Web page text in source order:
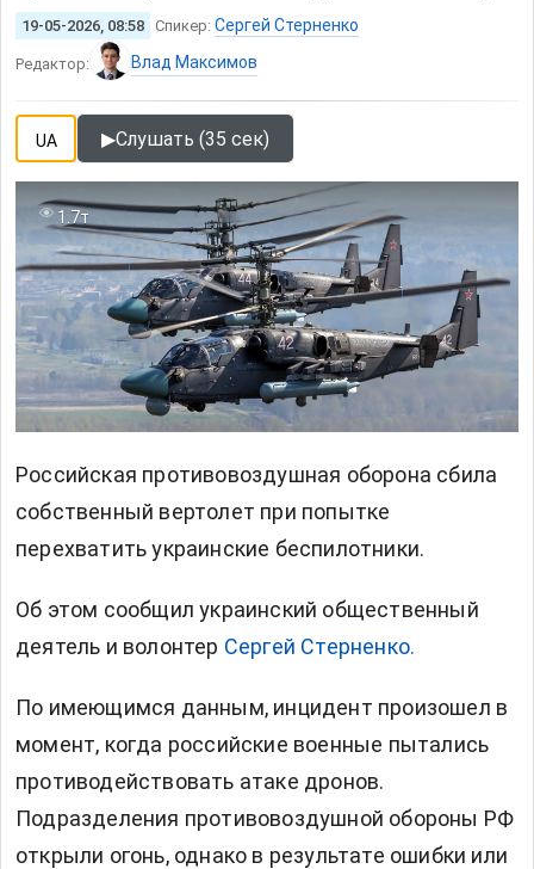
19-05-2026, 08:58 Спикер: Сергей Стерненко
Редактор: Влад Максимов
UA ▶Слушать (35 сек)
1.7т
Российская противовоздушная оборона сбила
собственный вертолет при попытке
перехватить украинские беспилотники.
Об этом сообщил украинский общественный
деятель и волонтер Сергей Стерненко.
По имеющимся данным, инцидент произошел в
момент, когда российские военные пытались
противодействовать атаке дронов.
Подразделения противовоздушной обороны РФ
открыли огонь, однако в результате ошибки или